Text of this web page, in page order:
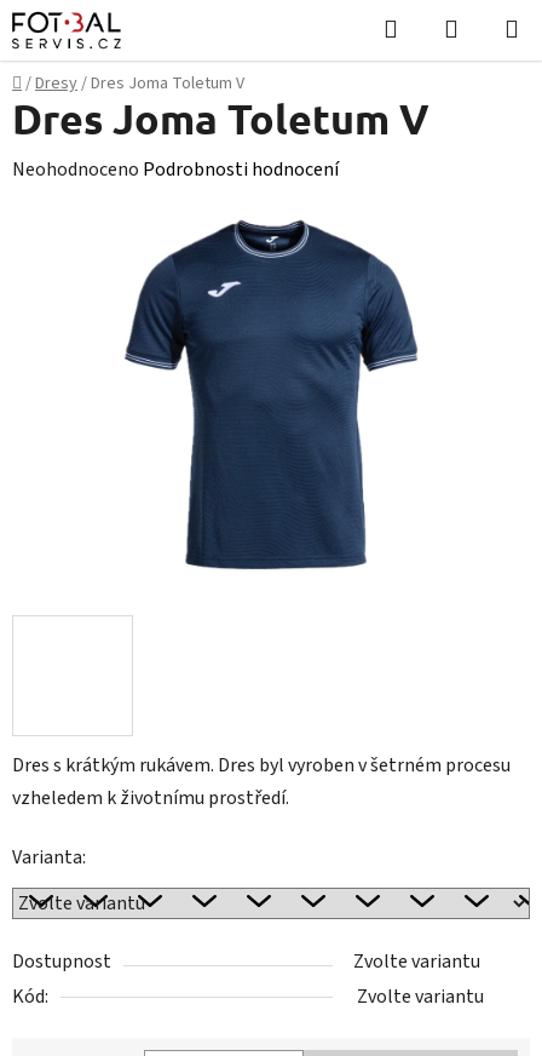
Přejít
na
obsah
Hledat
KOŠÍK
Domů
/Dresy/Dres Joma Toletum V
Dres s krátkým rukávem. Dres byl vyroben v šetrném procesu
vzheledem k životnímu prostředí.
Varianta:
Dostupnost
Zvolte variantu
Kód:
Zvolte variantu
Dres Joma Toletum V
Průměrné
Neohodnoceno Podrobnosti hodnocení